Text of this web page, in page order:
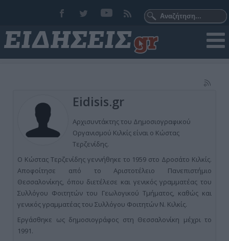
Eidisis.gr
Αρχισυντάκτης του Δημοσιογραφικού
Οργανισμού Κιλκίς είναι ο Κώστας
Τερζενίδης.
Ο Κώστας Τερζενίδης γεννήθηκε το 1959 στο Δροσάτο Κιλκίς.
Αποφοίτησε από το Αριστοτέλειο Πανεπιστήμιο
Θεσσαλονίκης, όπου διετέλεσε και γενικός γραμματέας του
Συλλόγου Φοιτητών του Γεωλογικού Τμήματος, καθώς και
γενικός γραμματέας του Συλλόγου Φοιτητών Ν. Κιλκίς.
Εργάσθηκε ως δημοσιογράφος στη Θεσσαλονίκη μέχρι το
1991.